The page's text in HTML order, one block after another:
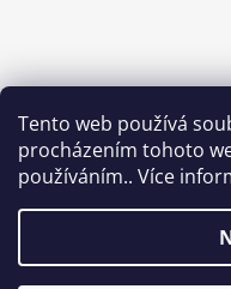
Tento web používá
procházením tohoto
používáním.. Více